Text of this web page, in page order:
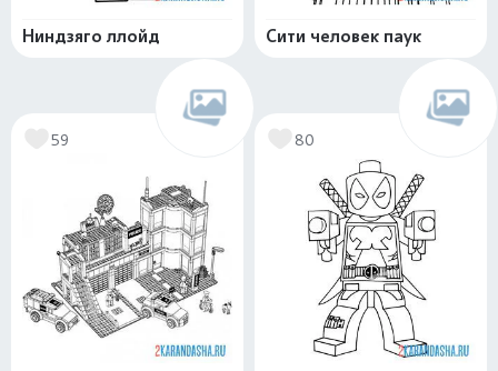
Ниндзяго ллойд Сити человек паук
59 80